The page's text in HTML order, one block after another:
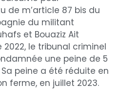
de m’article 87 bis du
du militant
et Bouaziz Ait
2022, le tribunal criminel
une peine de 5
peine a été réduite en
ferme, en juillet 2023.